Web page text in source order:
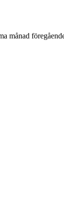
månad